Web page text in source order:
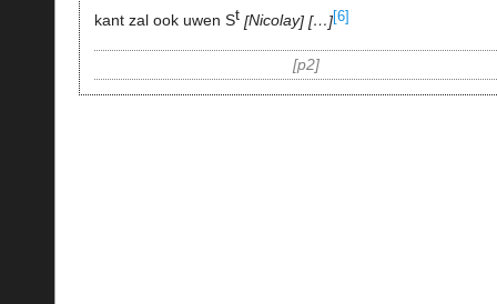
kant zal ook uwen St Nicolay … [6]
p2